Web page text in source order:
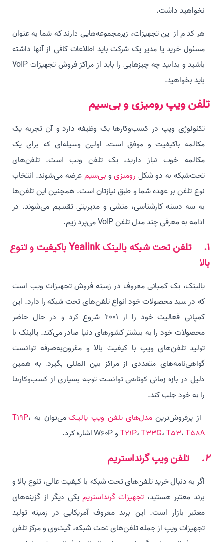
نخواهید داشت.
هر کدام از این تجهیزات، زیرمجموعه‌هایی دارند که شما به عنوان
مسئول خرید یا مدیر یک شرکت باید اطلاعات کافی از آنها داشته
باشید و بدانید چه چیزهایی را باید از مراکز فروش تجهیزات VoIP
باید بخواهید.
تلفن ویپ رومیزی و بی‌سیم
تکنولوژی ویپ در کسب‌و‌کارها یک وظیفه دارد و آن تجربه یک
مکالمه باکیفیت و موفق است. اولین وسیله‌ای که برای یک
مکالمه خوب نیاز دارید، یک تلفن ویپ است. تلفن‌های
تحت‌شبکه به دو شکل رومیزیو بی‌سیم عرضه می‌شوند. انتخاب
نوع تلفن بر عهده شما و طبق نیازتان است. همچنین این تلفن‌ها
به سه دسته کارشناسی، منشی و مدیریتی تقسیم می‌شوند. در
ادامه به معرفی چند مدل تلفن VoIP می‌پردازیم.
1. تلفن تحت شبکه یالینک Yealink باکیفیت و تنوع
بالا
یالینک، یک کمپانی معروف در زمینه فروش تجهیزات ویپ است
که در سبد محصولات خود انواع تلفن‌های تحت شبکه را دارد. این
کمپانی فعالیت خود را از 2001 شروع کرد و در حال حاضر
محصولات خود را به بیشتر کشورهای دنیا صادر می‌کند. یالینک با
تولید تلفن‌های ویپ با کیفیت بالا و مقرون‌به‌صرفه توانست
گواهی‌نامه‌های متعددی از مراکز بین المللی بگیرد. به همین
دلیل در بازه زمانی کوتاهی توانست توجه بسیاری از کسب‌و‌کارها
را به خود جلب کند.
از پرفروش‌ترینمدل‌های تلفن ویپ یالینک می‌توان به T19P،
T21P، T33G، T53، T58A و W60P اشاره کرد.
2. تلفن ویپ گرنداستریم
اگر به دنبال خرید تلفن‌های تحت شبکه با کیفیت عالی، تنوع بالا و
برند معتبر هستید، تجهیزات گرند‌استریم
یکی دیگر از گزینه‎‌های
معتبر بازار است. این برند معروف آمریکایی در زمینه تولید
تجهیزات ویپ از جمله تلفن‌های تحت شبکه، گیت‌وی و مرکز تلفن